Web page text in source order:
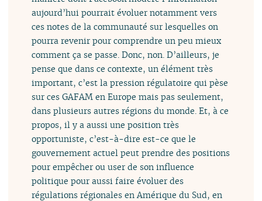
aujourd’hui pourrait évoluer notamment vers
ces notes de la communauté sur lesquelles on
pourra revenir pour comprendre un peu mieux
comment ça se passe. Donc, non. D’ailleurs, je
pense que dans ce contexte, un élément très
important, c’est la pression régulatoire qui pèse
sur ces GAFAM en Europe mais pas seulement,
dans plusieurs autres régions du monde. Et, à ce
propos, il y a aussi une position très
opportuniste, c’est-à-dire est-ce que le
gouvernement actuel peut prendre des positions
pour empêcher ou user de son influence
politique pour aussi faire évoluer des
régulations régionales en Amérique du Sud, en